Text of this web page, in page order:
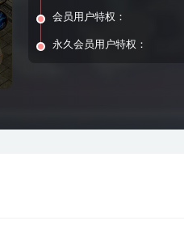
会员用户特权：
永久会员用户特权：